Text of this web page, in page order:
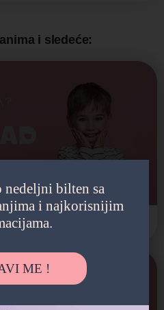
i sledeće:
Verski objekti
nedeljni bilten sa
i najkorisnijim
ME !